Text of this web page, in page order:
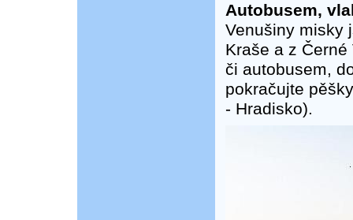
Autobusem,
Venušiny misky
Kraše a z
či autobusem,
pokračujte
- Hradisko).